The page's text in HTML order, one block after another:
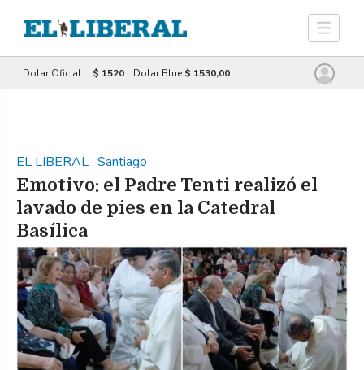
Dolar Oficial: $ 1520 Dolar Blue:$ 1530,00
EL LIBERAL. Santiago
Emotivo: el Padre Tenti realizó el
lavado de pies en la Catedral
Basílica